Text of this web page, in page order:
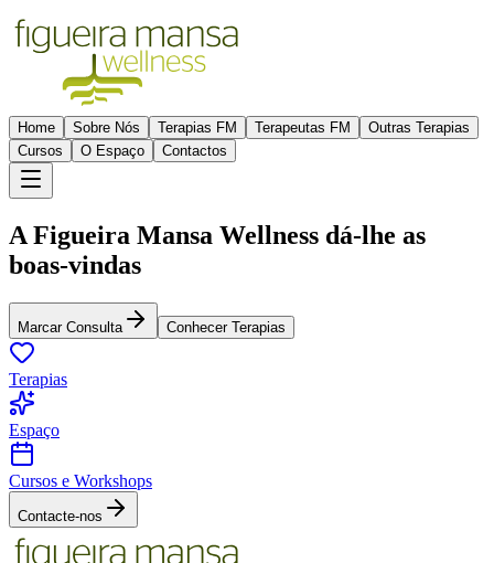
Home Sobre Nós Terapias FM Terapeutas FM
Outras Terapias
Cursos
O Espaço Contactos
A Figueira Mansa Wellness dá-lhe as
boas-vindas
Marcar Consulta Conhecer Terapias
Terapias
Espaço
Cursos e Workshops
Contacte-nos